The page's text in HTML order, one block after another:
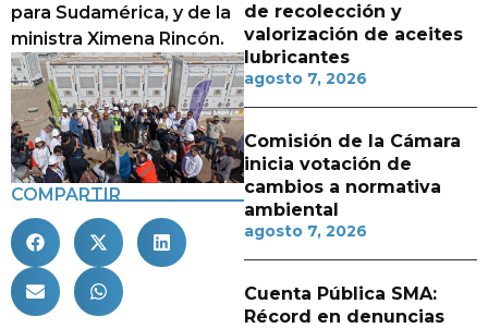
para Sudamérica, y de la
ministra Ximena Rincón.
COMPARTIR
de recolección y
valorización de aceites
lubricantes
agosto 7, 2026
Comisión de la Cámara
inicia votación de
cambios a normativa
ambiental
agosto 7, 2026
Cuenta Pública SMA:
Récord en denuncias